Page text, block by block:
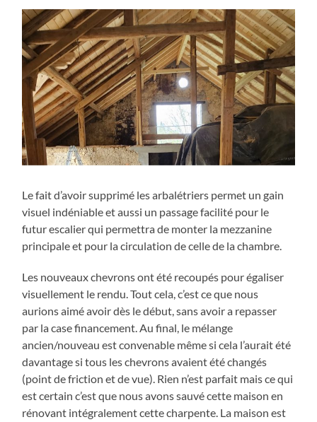
Le fait d’avoir supprimé les arbalétriers permet un gain
visuel indéniable et aussi un passage facilité pour le
futur escalier qui permettra de monter la mezzanine
principale et pour la circulation de celle de la chambre.
Les nouveaux chevrons ont été recoupés pour égaliser
visuellement le rendu. Tout cela, c’est ce que nous
aurions aimé avoir dès le début, sans avoir a repasser
par la case financement. Au final, le mélange
ancien/nouveau est convenable même si cela l’aurait été
davantage si tous les chevrons avaient été changés
(point de friction et de vue). Rien n’est parfait mais ce qui
est certain c’est que nous avons sauvé cette maison en
rénovant intégralement cette charpente. La maison est